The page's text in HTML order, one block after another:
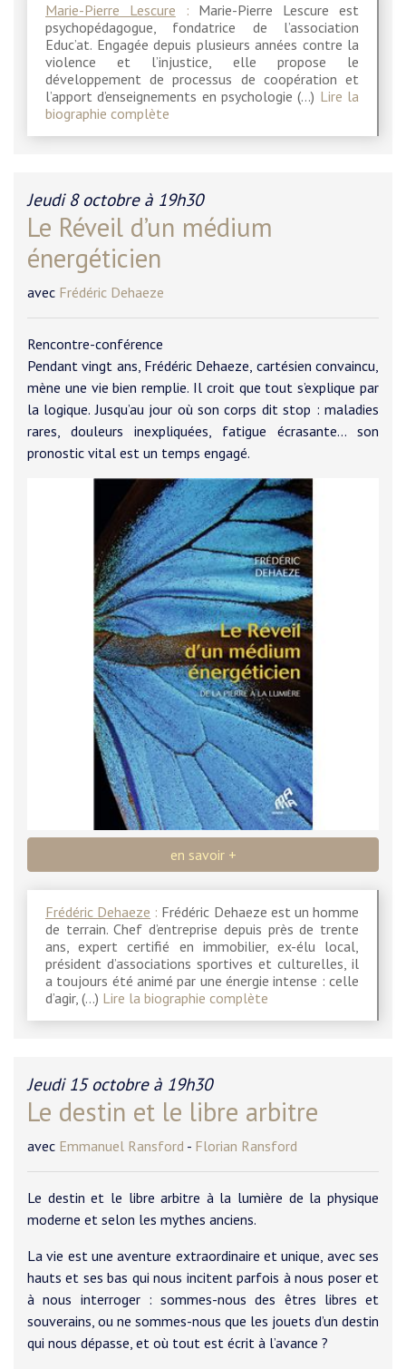
Marie-Pierre Lescure : Marie-Pierre Lescure est
psychopédagogue, fondatrice de l’association
Educ’at. Engagée depuis plusieurs années contre la
violence et l’injustice, elle propose le
développement de processus de coopération et
l’apport d’enseignements en psychologie (…) Lire la
biographie complète
Jeudi 8 octobre à 19h30
Le Réveil d’un médium
énergéticien
avec Frédéric Dehaeze
Rencontre-conférence
Pendant vingt ans, Frédéric Dehaeze, cartésien convaincu,
mène une vie bien remplie. Il croit que tout s’explique par
la logique. Jusqu’au jour où son corps dit stop : maladies
rares, douleurs inexpliquées, fatigue écrasante… son
pronostic vital est un temps engagé.
en savoir +
Frédéric Dehaeze : Frédéric Dehaeze est un homme
de terrain. Chef d’entreprise depuis près de trente
ans, expert certifié en immobilier, ex-élu local,
président d’associations sportives et culturelles, il
a toujours été animé par une énergie intense : celle
d’agir, (…) Lire la biographie complète
Jeudi 15 octobre à 19h30
Le destin et le libre arbitre
avec Emmanuel Ransford - Florian Ransford
Le destin et le libre arbitre à la lumière de la physique
moderne et selon les mythes anciens.
La vie est une aventure extraordinaire et unique, avec ses
hauts et ses bas qui nous incitent parfois à nous poser et
à nous interroger : sommes-nous des êtres libres et
souverains, ou ne sommes-nous que les jouets d’un destin
qui nous dépasse, et où tout est écrit à l’avance ?